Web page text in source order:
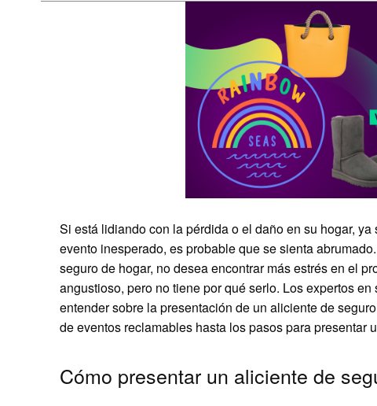
Si está lidiando con la pérdida o el daño en su hogar,
evento inesperado, es probable que se sienta
seguro de hogar, no desea encontrar más estrés en el
angustioso, pero no tiene por qué serlo. Los expertos
entender sobre la presentación de un aliciente de
de eventos reclamables hasta los pasos para presentar
Cómo presentar un aliciente de